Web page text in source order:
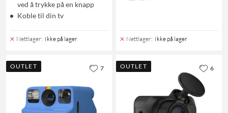
ved å trykke på en knapp
Koble til din tv
Nettlager: Ikke på lager Nettlager: Ikke på lager
OUTLET 7 OUTLET 6